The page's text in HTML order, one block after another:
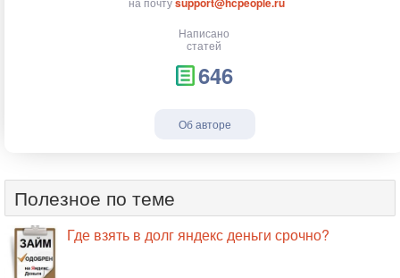
Написано
статей
646
Об авторе
Полезное по теме
Где взять в долг яндекс деньги срочно?